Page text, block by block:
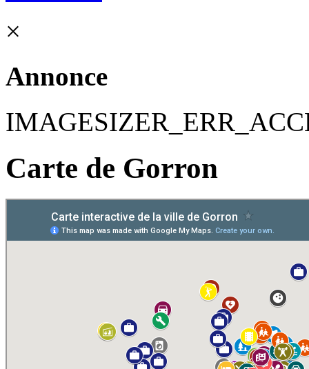
×
Annonce
Carte de Gorron